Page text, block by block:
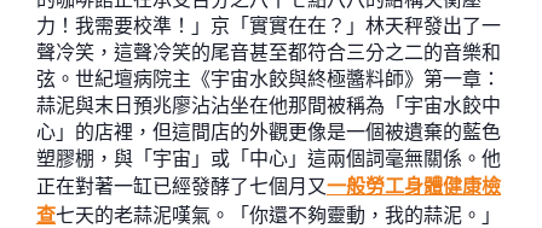
力！我需要校準！」京「實實在在？」林天秤發出了一
聲冷笑，這聲冷笑的尾音甚至都符合三分之二的音樂和
弦。世紀壇病院主《宇宙水餃與終極醬料師》第一章：
蒜泥與末日預兆廖沾沾坐在他那間被稱為「宇宙水餃中
心」的店裡，但這間店的外觀更像是一個被遺棄的藍色
塑膠棚，與「宇宙」或「中心」這兩個詞毫無關係。他
正在對著一缸已經發酵了七個月又一般勞工身體健康檢
查七天的老蒜泥嘆氣。「你還不夠靈動，我的蒜泥。」